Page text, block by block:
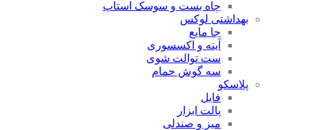
چاه بست و سوسک استاپ
بهداشتی لوکس
جا مایع
آینه و اکسسوری
ست توالت شوی
سه گوش حمام
پلاسکو
فایل
پالت ابزار
میز و صندلی